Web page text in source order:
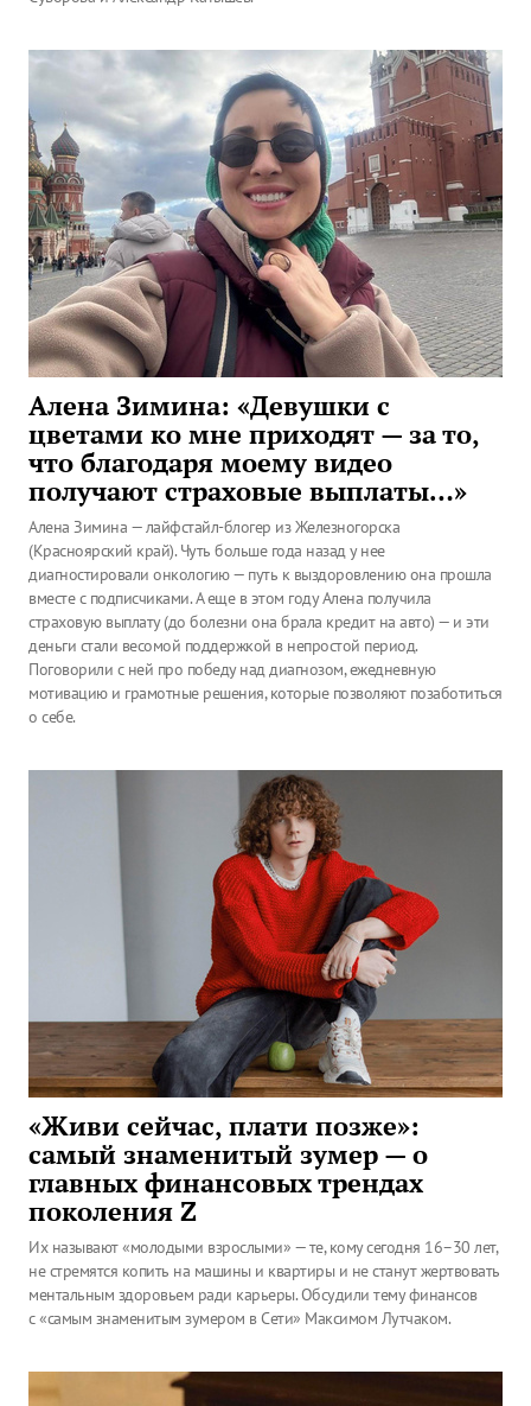
Алена Зимина: «Девушки с
цветами ко мне приходят — за то,
что благодаря моему видео
получают страховые выплаты…»
Алена Зимина — лайфстайл-блогер из Железногорска
(Красноярский край). Чуть больше года назад у нее
диагностировали онкологию — путь к выздоровлению она прошла
вместе с подписчиками. А еще в этом году Алена получила
страховую выплату (до болезни она брала кредит на авто) — и эти
деньги стали весомой поддержкой в непростой период.
Поговорили с ней про победу над диагнозом, ежедневную
мотивацию и грамотные решения, которые позволяют позаботиться
о себе.
«Живи сейчас, плати позже»:
самый знаменитый зумер — о
главных финансовых трендах
поколения Z
Их называют «молодыми взрослыми» — те, кому сегодня 16–30 лет,
не стремятся копить на машины и квартиры и не станут жертвовать
ментальным здоровьем ради карьеры. Обсудили тему финансов
с «самым знаменитым зумером в Сети» Максимом Лутчаком.